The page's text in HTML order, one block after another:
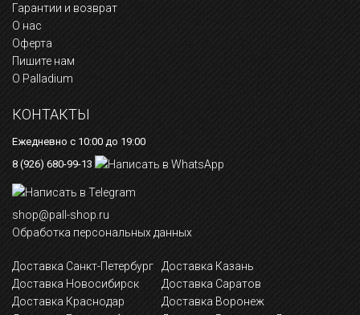
Гарантии и возврат
О нас
Оферта
Пишите нам
О Palladium
КОНТАКТЫ
Ежедневно с 10:00 до 19:00
8 (926) 680-99-13
shop@pall-shop.ru
Обработка персональных данных
Доставка Санкт-Петербург
Доставка Новосибирск
Доставка Краснодар
Доставка Казань
Доставка Саратов
Доставка Воронеж